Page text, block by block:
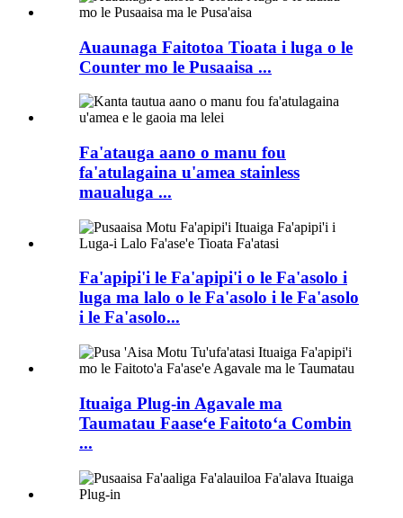
Auaunaga Faitotoa Tioata i luga o le
Counter mo le Pusaaisa ...
Fa'atauga aano o manu fou
fa'atulagaina u'amea stainless
maualuga ...
Fa'apipi'i le Fa'apipi'i o le Fa'asolo i
luga ma lalo o le Fa'asolo i le Fa'asolo
i le Fa'asolo...
Ituaiga Plug-in Agavale ma
Taumatau Faaseʻe Faitotoʻa Combin
...